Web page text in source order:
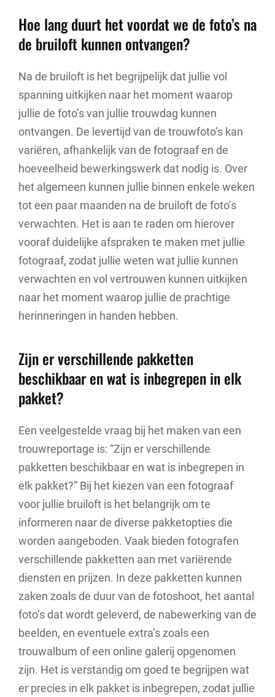
Hoe lang duurt het voordat we de foto’s na
de bruiloft kunnen ontvangen?
Na de bruiloft is het begrijpelijk dat jullie vol
spanning uitkijken naar het moment waarop
jullie de foto’s van jullie trouwdag kunnen
ontvangen. De levertijd van de trouwfoto’s kan
variëren, afhankelijk van de fotograaf en de
hoeveelheid bewerkingswerk dat nodig is. Over
het algemeen kunnen jullie binnen enkele weken
tot een paar maanden na de bruiloft de foto’s
verwachten. Het is aan te raden om hierover
vooraf duidelijke afspraken te maken met jullie
fotograaf, zodat jullie weten wat jullie kunnen
verwachten en vol vertrouwen kunnen uitkijken
naar het moment waarop jullie de prachtige
herinneringen in handen hebben.
Zijn er verschillende pakketten
beschikbaar en wat is inbegrepen in elk
pakket?
Een veelgestelde vraag bij het maken van een
trouwreportage is: “Zijn er verschillende
pakketten beschikbaar en wat is inbegrepen in
elk pakket?” Bij het kiezen van een fotograaf
voor jullie bruiloft is het belangrijk om te
informeren naar de diverse pakketopties die
worden aangeboden. Vaak bieden fotografen
verschillende pakketten aan met variërende
diensten en prijzen. In deze pakketten kunnen
zaken zoals de duur van de fotoshoot, het aantal
foto’s dat wordt geleverd, de nabewerking van de
beelden, en eventuele extra’s zoals een
trouwalbum of een online galerij opgenomen
zijn. Het is verstandig om goed te begrijpen wat
er precies in elk pakket is inbegrepen, zodat jullie